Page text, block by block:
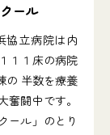
ール
協立病院は内
１１床の病院
の 半数を療養
闘中です。
ール」のとり